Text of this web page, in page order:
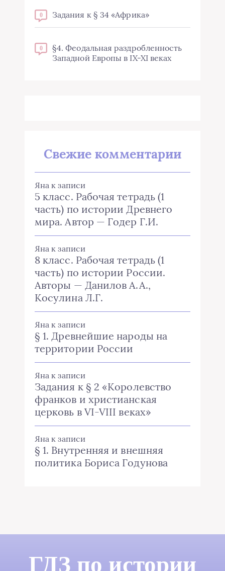
0 Задания к § 34 «Африка»
0
§4. Феодальная раздробленность
Западной Европы в IX-XI веках
Свежие комментарии
Яна к записи
5 класс. Рабочая тетрадь (1
часть) по истории Древнего
мира. Автор — Годер Г.И.
Яна к записи
8 класс. Рабочая тетрадь (1
часть) по истории России.
Авторы — Данилов А.А.,
Косулина Л.Г.
Яна к записи
§ 1. Древнейшие народы на
территории России
Яна к записи
Задания к § 2 «Королевство
франков и христианская
церковь в VI-VIII веках»
Яна к записи
§ 1. Внутренняя и внешняя
политика Бориса Годунова
ГДЗ по истории